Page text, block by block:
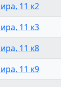
11 к2
11 к3
11 к8
11 к9